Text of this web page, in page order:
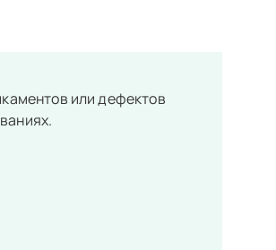
или дефектов